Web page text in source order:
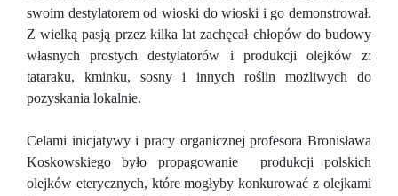
swoim destylatorem od wioski do wioski i go demonstrował.
Z wielką pasją przez kilka lat zachęcał chłopów do budowy
własnych prostych destylatorów i produkcji olejków z:
tataraku, kminku, sosny i innych roślin możliwych do
pozyskania lokalnie.
Celami inicjatywy i pracy organicznej profesora Bronisława
Koskowskiego było propagowanie produkcji polskich
olejków eterycznych, które mogłyby konkurować z olejkami